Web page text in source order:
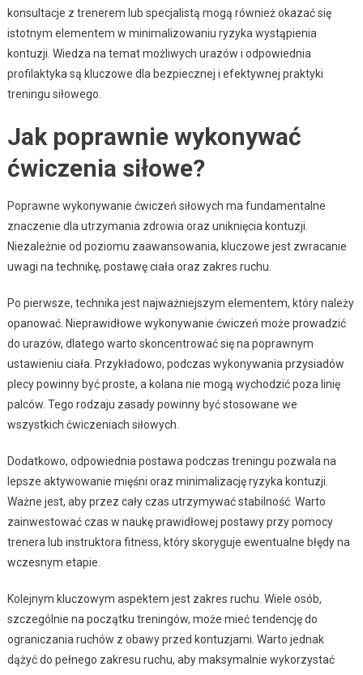
konsultacje z trenerem lub specjalistą mogą również okazać się
istotnym elementem w minimalizowaniu ryzyka wystąpienia
kontuzji. Wiedza na temat możliwych urazów i odpowiednia
profilaktyka są kluczowe dla bezpiecznej i efektywnej praktyki
treningu siłowego.
Jak poprawnie wykonywać
ćwiczenia siłowe?
Poprawne wykonywanie ćwiczeń siłowych ma fundamentalne
znaczenie dla utrzymania zdrowia oraz uniknięcia kontuzji.
Niezależnie od poziomu zaawansowania, kluczowe jest zwracanie
uwagi na technikę, postawę ciała oraz zakres ruchu.
Po pierwsze, technika jest najważniejszym elementem, który należy
opanować. Nieprawidłowe wykonywanie ćwiczeń może prowadzić
do urazów, dlatego warto skoncentrować się na poprawnym
ustawieniu ciała. Przykładowo, podczas wykonywania przysiadów
plecy powinny być proste, a kolana nie mogą wychodzić poza linię
palców. Tego rodzaju zasady powinny być stosowane we
wszystkich ćwiczeniach siłowych.
Dodatkowo, odpowiednia postawa podczas treningu pozwala na
lepsze aktywowanie mięśni oraz minimalizację ryzyka kontuzji.
Ważne jest, aby przez cały czas utrzymywać stabilność. Warto
zainwestować czas w naukę prawidłowej postawy przy pomocy
trenera lub instruktora fitness, który skoryguje ewentualne błędy na
wczesnym etapie.
Kolejnym kluczowym aspektem jest zakres ruchu. Wiele osób,
szczególnie na początku treningów, może mieć tendencję do
ograniczania ruchów z obawy przed kontuzjami. Warto jednak
dążyć do pełnego zakresu ruchu, aby maksymalnie wykorzystać